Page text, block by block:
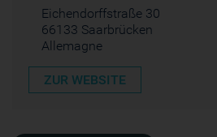
Eichendorffstraße 30
66133 Saarbrücken
Allemagne
ZUR WEBSITE